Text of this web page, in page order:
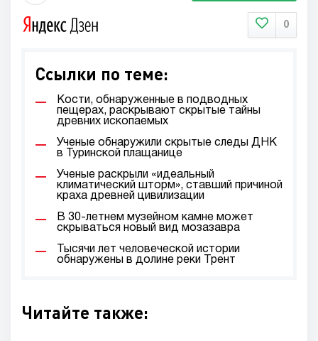
0
Ссылки по теме:
Кости, обнаруженные в подводных
пещерах, раскрывают скрытые тайны
древних ископаемых
Ученые обнаружили скрытые следы ДНК
в Туринской плащанице
Ученые раскрыли «идеальный
климатический шторм», ставший причиной
краха древней цивилизации
В 30-летнем музейном камне может
скрываться новый вид мозазавра
Тысячи лет человеческой истории
обнаружены в долине реки Трент
Читайте также: